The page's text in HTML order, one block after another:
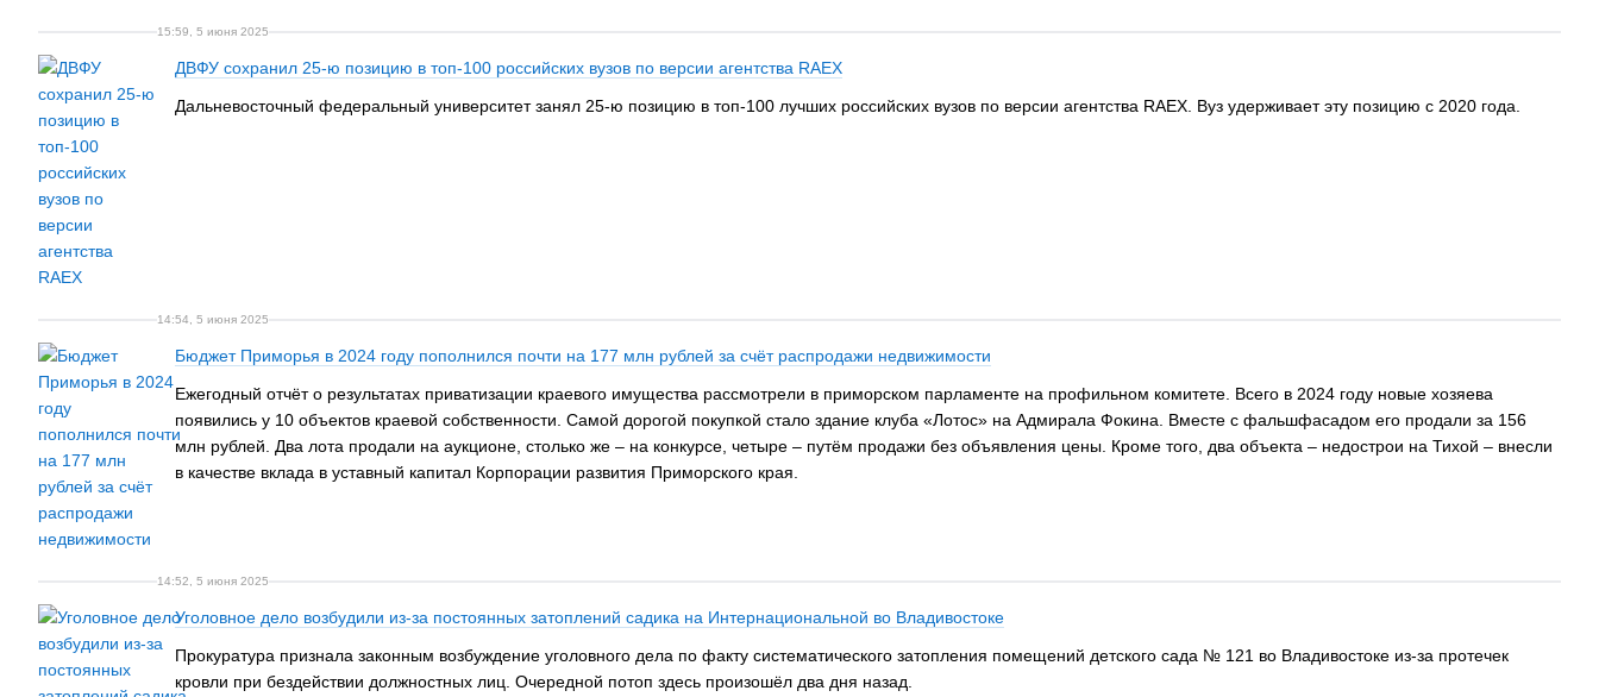
15:59, 5 июня 2025
ДВФУ сохранил 25-ю позицию в топ-100 российских вузов по версии агентства RAEX
Дальневосточный федеральный университет занял 25-ю позицию в топ-100 лучших российских вузов по версии агентства RAEX. Вуз удерживает эту позицию с 2020 года.
14:54, 5 июня 2025
Бюджет Приморья в 2024 году пополнился почти на 177 млн рублей за счёт распродажи недвижимости
Ежегодный отчёт о результатах приватизации краевого имущества рассмотрели в приморском парламенте на профильном комитете. Всего в 2024 году новые хозяева
появились у 10 объектов краевой собственности. Самой дорогой покупкой стало здание клуба «Лотос» на Адмирала Фокина. Вместе с фальшфасадом его продали за 156
млн рублей. Два лота продали на аукционе, столько же – на конкурсе, четыре – путём продажи без объявления цены. Кроме того, два объекта – недострои на Тихой – внесли
в качестве вклада в уставный капитал Корпорации развития Приморского края.
14:52, 5 июня 2025
Уголовное дело возбудили из-за постоянных затоплений садика на Интернациональной во Владивостоке
Прокуратура признала законным возбуждение уголовного дела по факту систематического затопления помещений детского сада № 121 во Владивостоке из-за протечек
кровли при бездействии должностных лиц. Очередной потоп здесь произошёл два дня назад.